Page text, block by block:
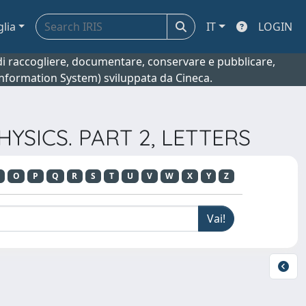
IT LOGIN
raccogliere, documentare, conservare e pubblicare,
System) sviluppata da Cineca.
PART 2, LETTERS
O P Q R S T U V W X Y Z